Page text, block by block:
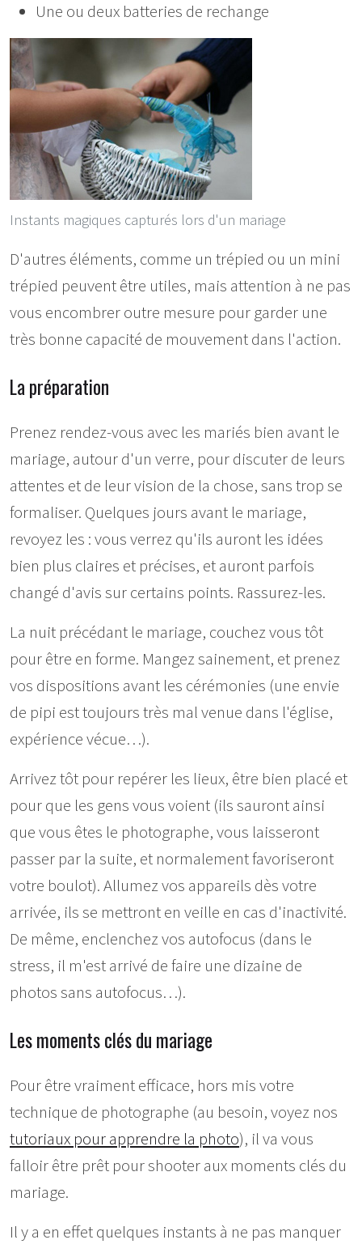
Une ou deux batteries de rechange
Instants magiques capturés lors d'un mariage
D'autres éléments, comme un trépied ou un mini
trépied peuvent être utiles, mais attention à ne pas
vous encombrer outre mesure pour garder une
très bonne capacité de mouvement dans l'action.
La préparation
Prenez rendez-vous avec les mariés bien avant le
mariage, autour d'un verre, pour discuter de leurs
attentes et de leur vision de la chose, sans trop se
formaliser. Quelques jours avant le mariage,
revoyez les : vous verrez qu'ils auront les idées
bien plus claires et précises, et auront parfois
changé d'avis sur certains points. Rassurez-les.
La nuit précédant le mariage, couchez vous tôt
pour être en forme. Mangez sainement, et prenez
vos dispositions avant les cérémonies (une envie
de pipi est toujours très mal venue dans l'église,
expérience vécue…).
Arrivez tôt pour repérer les lieux, être bien placé et
pour que les gens vous voient (ils sauront ainsi
que vous êtes le photographe, vous laisseront
passer par la suite, et normalement favoriseront
votre boulot). Allumez vos appareils dès votre
arrivée, ils se mettront en veille en cas d'inactivité.
De même, enclenchez vos autofocus (dans le
stress, il m'est arrivé de faire une dizaine de
photos sans autofocus…).
Les moments clés du mariage
Pour être vraiment efficace, hors mis votre
technique de photographe (au besoin, voyez nos
tutoriaux pour apprendre la photo), il va vous
falloir être prêt pour shooter aux moments clés du
mariage.
Il y a en effet quelques instants à ne pas manquer